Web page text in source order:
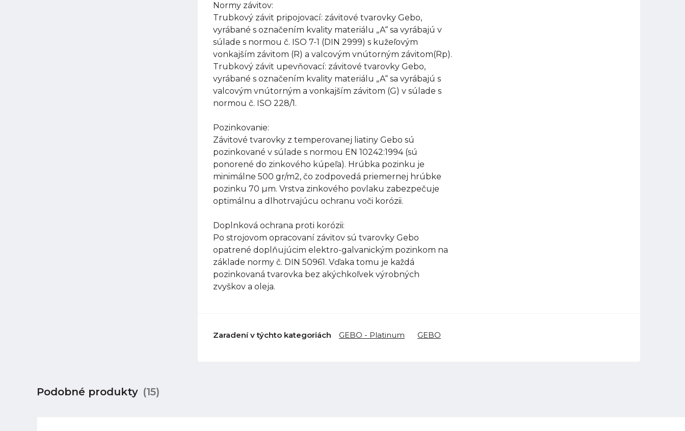
Normy závitov:
Trubkový závit pripojovací: závitové tvarovky Gebo,
vyrábané s označením kvality materiálu „A“ sa vyrábajú v
súlade s normou č. ISO 7-1 (DIN 2999) s kužeľovým
vonkajším závitom (R) a valcovým vnútorným závitom(Rp).
Trubkový závit upevňovací: závitové tvarovky Gebo,
vyrábané s označením kvality materiálu „A“ sa vyrábajú s
valcovým vnútorným a vonkajším závitom (G) v súlade s
normou č. ISO 228/1.
Pozinkovanie:
Závitové tvarovky z temperovanej liatiny Gebo sú
pozinkované v súlade s normou EN 10242:1994 (sú
ponorené do zinkového kúpeľa). Hrúbka pozinku je
minimálne 500 gr/m2, čo zodpovedá priemernej hrúbke
pozinku 70 µm. Vrstva zinkového povlaku zabezpečuje
optimálnu a dlhotrvajúcu ochranu voči korózii.
Doplnková ochrana proti korózii:
Po strojovom opracovaní závitov sú tvarovky Gebo
opatrené doplňujúcim elektro-galvanickým pozinkom na
základe normy č. DIN 50961. Vďaka tomu je každá
pozinkovaná tvarovka bez akýchkoľvek výrobných
zvyškov a oleja.
Zaradení v týchto kategoriách GEBO - Platinum GEBO
Podobné produkty (15)